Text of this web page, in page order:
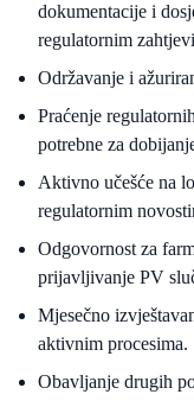
dokumentacije i
regulatornim
Održavanje i
Praćenje
potrebne za
Aktivno učešće na
regulatornim
Odgovornost za
prijavljivanje PV
Mjesečno
aktivnim procesima.
Obavljanje drugih